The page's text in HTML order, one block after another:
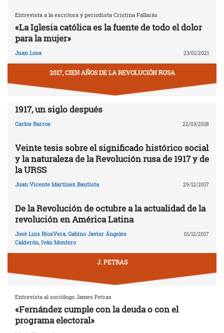
Entrevista a la escritora y periodista Cristina Fallarás
«La Iglesia católica es la fuente de todo el dolor
para la mujer»
Juan Losa 23/01/2021
2017, CIEN AÑOS DE LA REVOLUCIÓN RUSA
1917, un siglo después
Carlos Barros 22/03/2018
Veinte tesis sobre el significado histórico social
y la naturaleza de la Revolución rusa de 1917 y de
la URSS
Juan Vicente Martínez Bautista 29/12/2017
De la Revolución de octubre a la actualidad de la
revolución en América Latina
José Luis RíosVera, Gabino Javier Ángeles
Calderón, Iván Montero
01/12/2017
J. PETRAS
Entrevista al sociólogo James Petras
«Fernández cumple con la deuda o con el
programa electoral»